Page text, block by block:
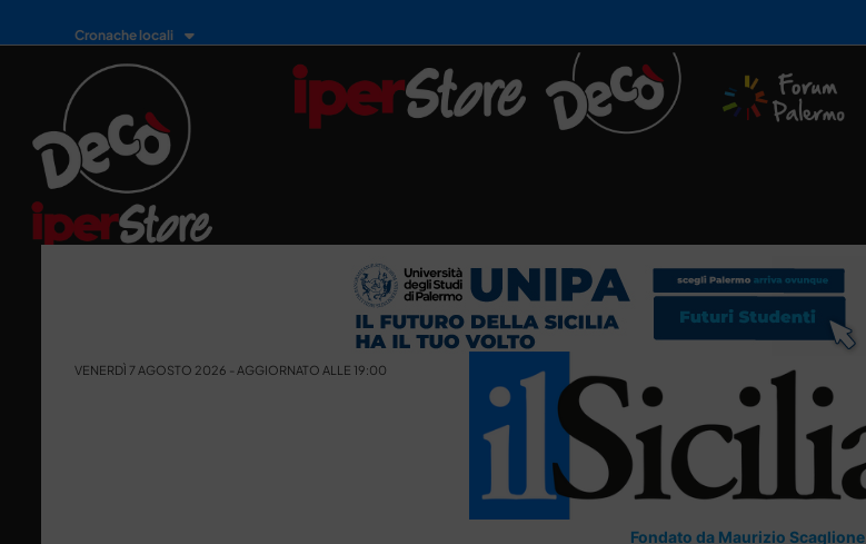
Cronache locali
VENERDÌ 7 AGOSTO 2026 - AGGIORNATO ALLE 19:00
Fondato da Maurizio Scaglione